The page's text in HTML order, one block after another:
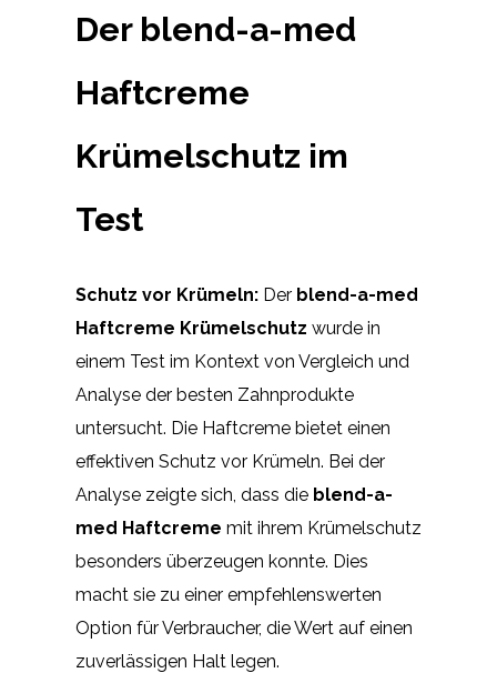
Der blend-a-med
Haftcreme
Krümelschutz im
Test
Schutz vor Krümeln: Der blend-a-med
Haftcreme Krümelschutz wurde in
einem Test im Kontext von Vergleich und
Analyse der besten Zahnprodukte
untersucht. Die Haftcreme bietet einen
effektiven Schutz vor Krümeln. Bei der
Analyse zeigte sich, dass die blend-a-
med Haftcreme mit ihrem Krümelschutz
besonders überzeugen konnte. Dies
macht sie zu einer empfehlenswerten
Option für Verbraucher, die Wert auf einen
zuverlässigen Halt legen.